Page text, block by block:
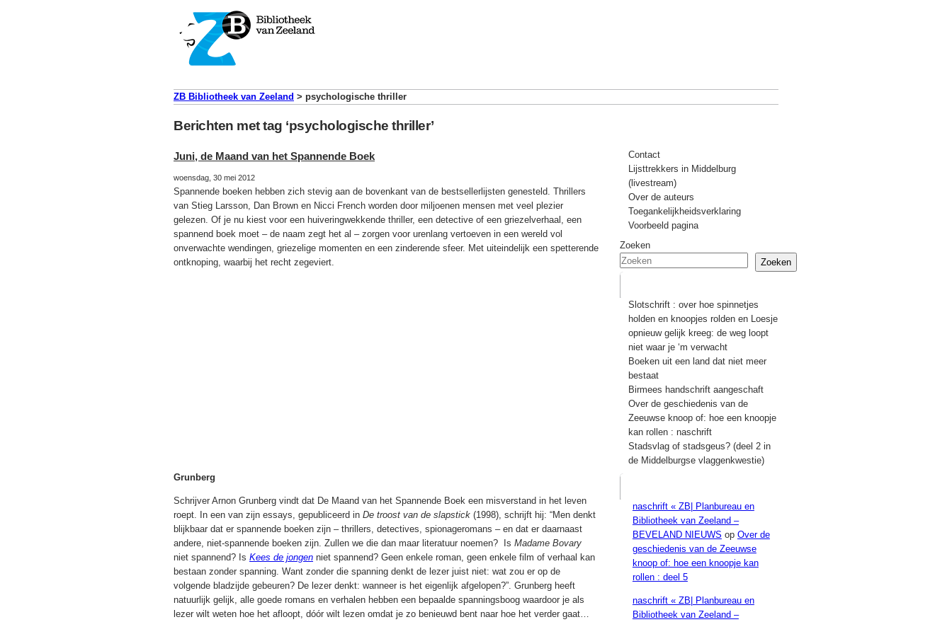
ZB Bibliotheek van Zeeland > psychologische thriller
Berichten met tag ‘psychologische thriller’
Juni, de Maand van het Spannende Boek
woensdag, 30 mei 2012
Spannende boeken hebben zich stevig aan de bovenkant van de bestsellerlijsten genesteld. Thrillers
van Stieg Larsson, Dan Brown en Nicci French worden door miljoenen mensen met veel plezier
gelezen. Of je nu kiest voor een huiveringwekkende thriller, een detective of een griezelverhaal, een
spannend boek moet – de naam zegt het al – zorgen voor urenlang vertoeven in een wereld vol
onverwachte wendingen, griezelige momenten en een zinderende sfeer. Met uiteindelijk een spetterende
ontknoping, waarbij het recht zegeviert.
Grunberg
Schrijver Arnon Grunberg vindt dat De Maand van het Spannende Boek een misverstand in het leven
roept. In een van zijn essays, gepubliceerd in De troost van de slapstick (1998), schrijft hij: “Men denkt
blijkbaar dat er spannende boeken zijn – thrillers, detectives, spionageromans – en dat er daarnaast
andere, niet-spannende boeken zijn. Zullen we die dan maar literatuur noemen? Is Madame Bovary
niet spannend? Is Kees de jongen niet spannend? Geen enkele roman, geen enkele film of verhaal kan
bestaan zonder spanning. Want zonder die spanning denkt de lezer juist niet: wat zou er op de
volgende bladzijde gebeuren? De lezer denkt: wanneer is het eigenlijk afgelopen?”. Grunberg heeft
natuurlijk gelijk, alle goede romans en verhalen hebben een bepaalde spanningsboog waardoor je als
lezer wilt weten hoe het afloopt, dóór wilt lezen omdat je zo benieuwd bent naar hoe het verder gaat…
Contact
Lijsttrekkers in Middelburg
(livestream)
Over de auteurs
Toegankelijkheidsverklaring
Voorbeeld pagina
Zoeken
Zoeken
Slotschrift : over hoe spinnetjes
holden en knoopjes rolden en Loesje
opnieuw gelijk kreeg: de weg loopt
niet waar je ‘m verwacht
Boeken uit een land dat niet meer
bestaat
Birmees handschrift aangeschaft
Over de geschiedenis van de
Zeeuwse knoop of: hoe een knoopje
kan rollen : naschrift
Stadsvlag of stadsgeus? (deel 2 in
de Middelburgse vlaggenkwestie)
naschrift « ZB| Planbureau en
Bibliotheek van Zeeland –
BEVELAND NIEUWS op Over de
geschiedenis van de Zeeuwse
knoop of: hoe een knoopje kan
rollen : deel 5
naschrift « ZB| Planbureau en
Bibliotheek van Zeeland –